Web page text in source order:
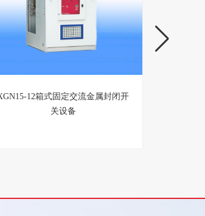
12箱式固定交流金属封闭开
关设备